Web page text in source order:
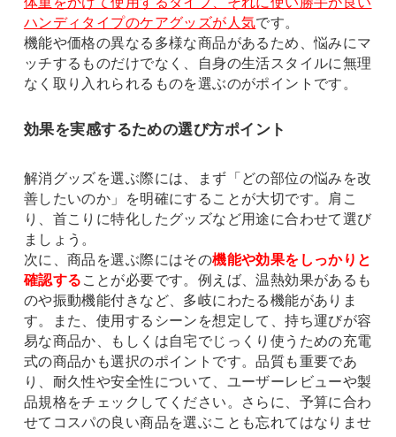
ハンディタイプのケアグッズが人気です。
機能や価格の異なる多様な商品があるため、悩みにマ
ッチするものだけでなく、自身の生活スタイルに無理
なく取り入れられるものを選ぶのがポイントです。
効果を実感するための選び方ポイント
解消グッズを選ぶ際には、まず「どの部位の悩みを改
善したいのか」を明確にすることが大切です。肩こ
り、首こりに特化したグッズなど用途に合わせて選び
ましょう。
次に、商品を選ぶ際にはその機能や効果をしっかりと
確認する ことが必要です。例えば、温熱効果があるも
のや振動機能付きなど、多岐にわたる機能がありま
す。また、使用するシーンを想定して、持ち運びが容
易な商品か、もしくは自宅でじっくり使うための充電
式の商品かも選択のポイントです。品質も重要であ
り、耐久性や安全性について、ユーザーレビューや製
品規格をチェックしてください。さらに、予算に合わ
せてコスパの良い商品を選ぶことも忘れてはなりませ